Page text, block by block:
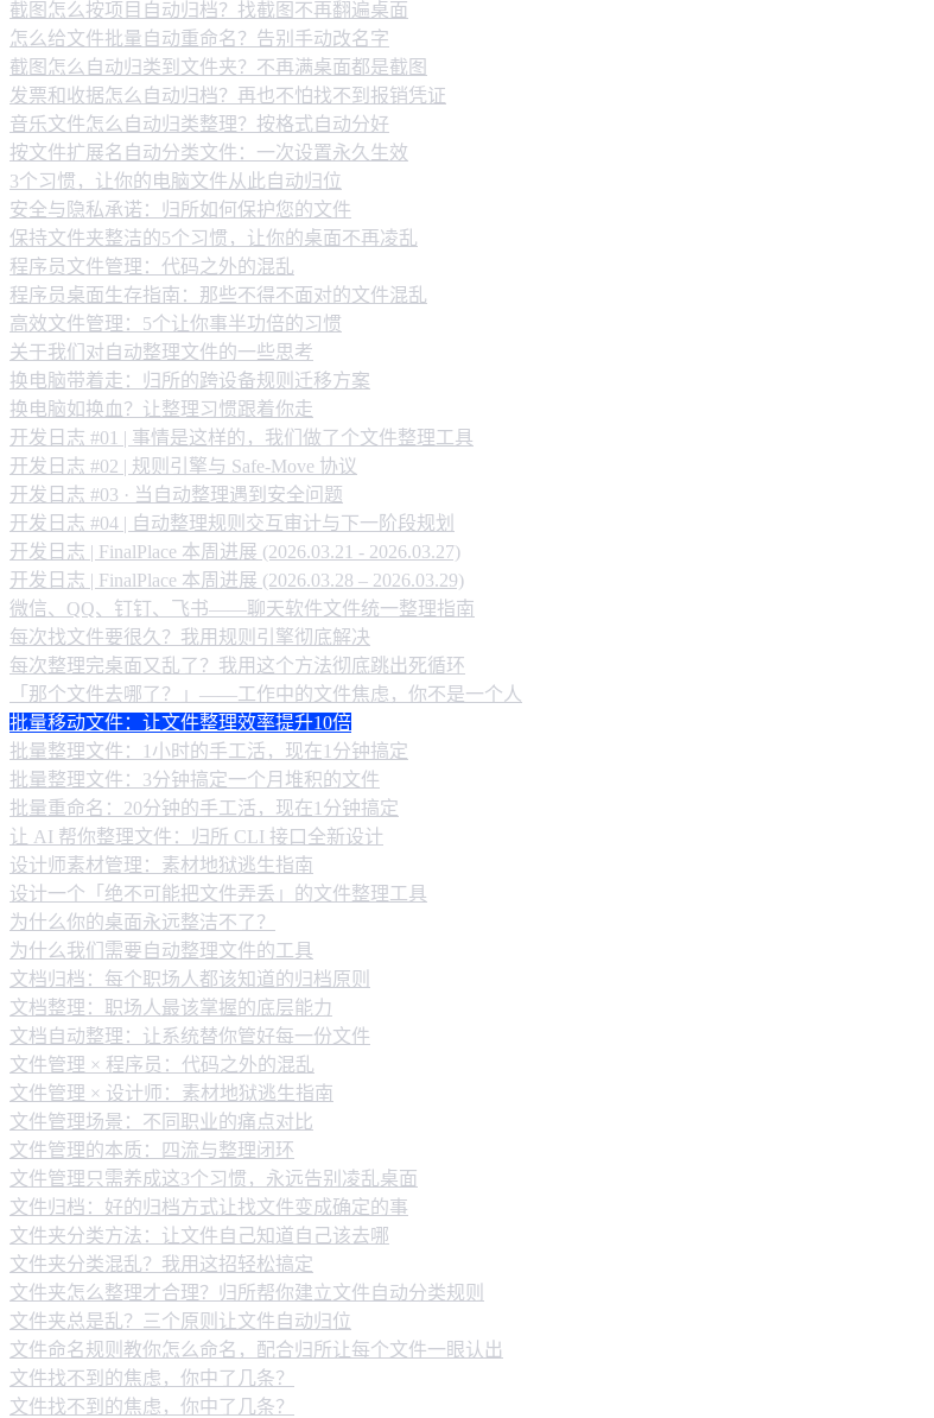
截图怎么按项目自动归档？找截图不再翻遍桌面
怎么给文件批量自动重命名？告别手动改名字
截图怎么自动归类到文件夹？不再满桌面都是截图
发票和收据怎么自动归档？再也不怕找不到报销凭证
音乐文件怎么自动归类整理？按格式自动分好
按文件扩展名自动分类文件：一次设置永久生效
3个习惯，让你的电脑文件从此自动归位
安全与隐私承诺：归所如何保护您的文件
保持文件夹整洁的5个习惯，让你的桌面不再凌乱
程序员文件管理：代码之外的混乱
程序员桌面生存指南：那些不得不面对的文件混乱
高效文件管理：5个让你事半功倍的习惯
关于我们对自动整理文件的一些思考
换电脑带着走：归所的跨设备规则迁移方案
换电脑如换血？让整理习惯跟着你走
开发日志 #01 | 事情是这样的，我们做了个文件整理工具
开发日志 #02 | 规则引擎与 Safe-Move 协议
开发日志 #03 · 当自动整理遇到安全问题
开发日志 #04 | 自动整理规则交互审计与下一阶段规划
开发日志 | FinalPlace 本周进展 (2026.03.21 - 2026.03.27)
开发日志 | FinalPlace 本周进展 (2026.03.28 – 2026.03.29)
微信、QQ、钉钉、飞书——聊天软件文件统一整理指南
每次找文件要很久？我用规则引擎彻底解决
每次整理完桌面又乱了？我用这个方法彻底跳出死循环
「那个文件去哪了？」——工作中的文件焦虑，你不是一个人
批量移动文件：让文件整理效率提升10倍
批量整理文件：1小时的手工活，现在1分钟搞定
批量整理文件：3分钟搞定一个月堆积的文件
批量重命名：20分钟的手工活，现在1分钟搞定
让 AI 帮你整理文件：归所 CLI 接口全新设计
设计师素材管理：素材地狱逃生指南
设计一个「绝不可能把文件弄丢」的文件整理工具
为什么你的桌面永远整洁不了？
为什么我们需要自动整理文件的工具
文档归档：每个职场人都该知道的归档原则
文档整理：职场人最该掌握的底层能力
文档自动整理：让系统替你管好每一份文件
文件管理 × 程序员：代码之外的混乱
文件管理 × 设计师：素材地狱逃生指南
文件管理场景：不同职业的痛点对比
文件管理的本质：四流与整理闭环
文件管理只需养成这3个习惯，永远告别凌乱桌面
文件归档：好的归档方式让找文件变成确定的事
文件夹分类方法：让文件自己知道自己该去哪
文件夹分类混乱？我用这招轻松搞定
文件夹怎么整理才合理？归所帮你建立文件自动分类规则
文件夹总是乱？三个原则让文件自动归位
文件命名规则教你怎么命名，配合归所让每个文件一眼认出
文件找不到的焦虑，你中了几条？
文件找不到的焦虑，你中了几条？